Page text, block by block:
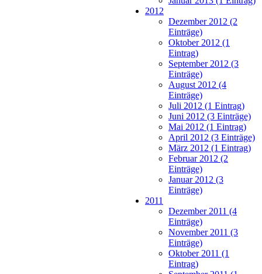
2012
Dezember 2012 (2
Einträge)
Oktober 2012 (1
Eintrag)
September 2012 (3
Einträge)
August 2012 (4
Einträge)
Juli 2012 (1 Eintrag)
Juni 2012 (3 Einträge)
Mai 2012 (1 Eintrag)
April 2012 (3 Einträge)
März 2012 (1 Eintrag)
Februar 2012 (2
Einträge)
Januar 2012 (3
Einträge)
2011
Dezember 2011 (4
Einträge)
November 2011 (3
Einträge)
Oktober 2011 (1
Eintrag)